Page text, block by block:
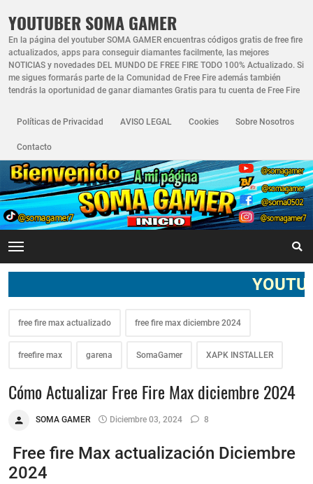
YOUTUBER SOMA GAMER
En la página del youtuber SOMA GAMER encuentras códigos gratis de free fire
actualizados, apps para conseguir diamantes facilmente, las mejores
NOTICIAS y novedades DEL MUNDO DE FREE FIRE TODO 100% Actualizado. Si
me sigues formarás parte de la Comunidad de Free Fire además también
tendrás la oportunidad de ganar diamantes Gratis para tu cuenta de Free Fire
Políticas de Privacidad AVISO LEGAL Cookies Sobre Nosotros
Contacto
YOUTUBER
free fire max actualizado free fire max diciembre 2024
freefire max garena SomaGamer XAPK INSTALLER
Cómo Actualizar Free Fire Max diciembre 2024
SOMA GAMER Diciembre 03, 2024 8
Free fire Max actualización Diciembre
2024